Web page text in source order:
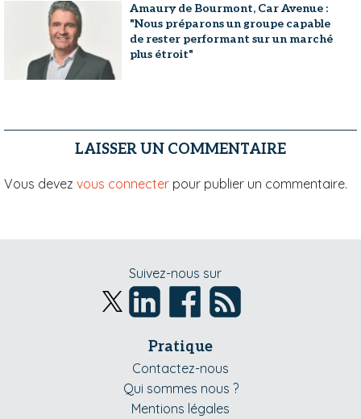
Amaury de Bourmont, Car Avenue :
"Nous préparons un groupe capable
de rester performant sur un marché
plus étroit"
LAISSER UN COMMENTAIRE
Vous devez vous connecter pour publier un commentaire.
Suivez-nous sur
Pratique
Contactez-nous
Qui sommes nous ?
Mentions légales